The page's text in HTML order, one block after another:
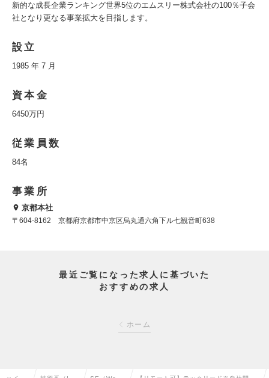
新的な成長企業ランキング世界5位のエムスリー株式会社の100％子会
社となり更なる事業拡大を目指します。
設立
1985 年 7 月
資本金
6450万円
従業員数
84名
事業所
京都本社
〒604-8162 京都府京都市中京区烏丸通六角下ル七観音町638
最近ご覧になった求人に基づいた
おすすめの求人
ホーム